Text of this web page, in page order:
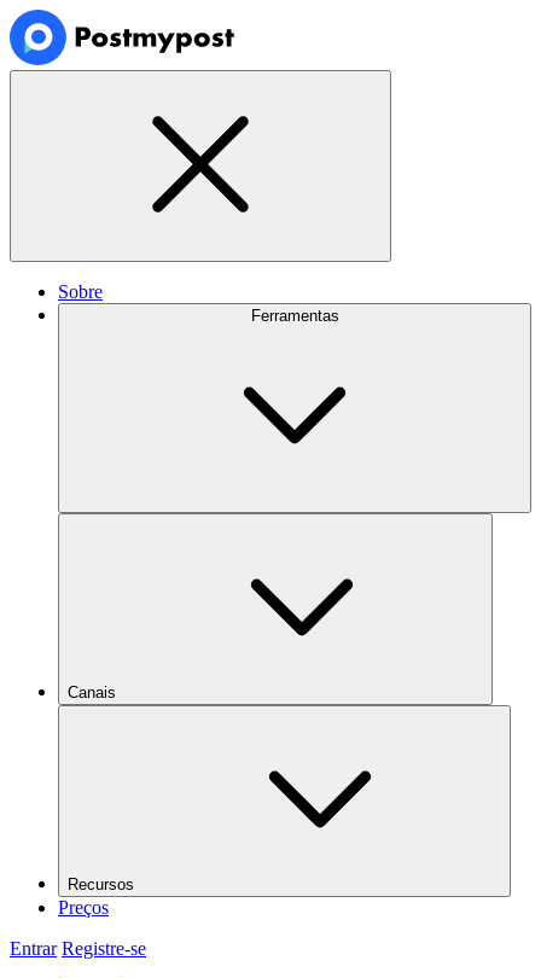
Sobre
Ferramentas
Canais
Recursos
Preços
Entrar Registre-se